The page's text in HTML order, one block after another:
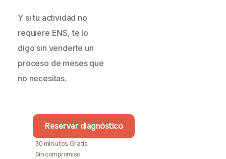
Y si tu actividad no
requiere ENS, te lo
digo sin venderte un
proceso de meses que
no necesitas.
Reservar diagnóstico
30 minutos. Gratis.
Sin compromiso.